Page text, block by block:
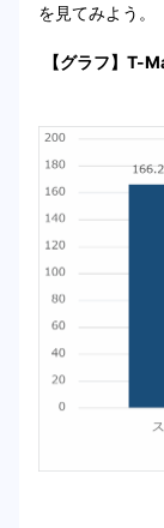
を見てみよう。
【グラフ】T-